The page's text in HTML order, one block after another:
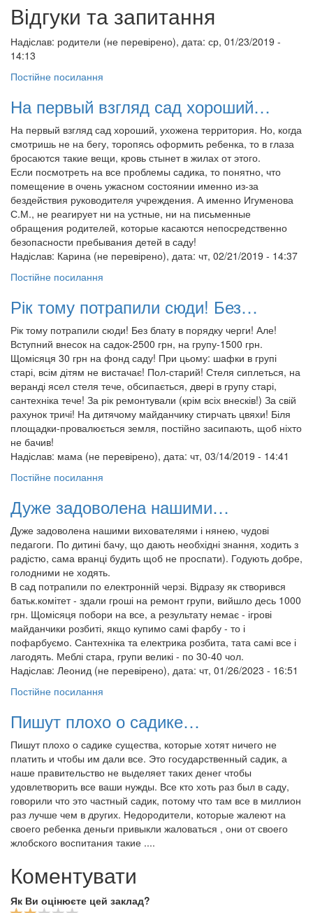
Відгуки та запитання
Надіслав: родители (не перевірено), дата: ср, 01/23/2019 -
14:13
Постійне посилання
На первый взгляд сад хороший…
На первый взгляд сад хороший, ухожена территория. Но, когда
смотришь не на бегу, торопясь оформить ребенка, то в глаза
бросаются такие вещи, кровь стынет в жилах от этого.
Если посмотреть на все проблемы садика, то понятно, что
помещение в очень ужасном состоянии именно из-за
бездействия руководителя учреждения. А именно Игуменова
С.М., не реагирует ни на устные, ни на письменные
обращения родителей, которые касаются непосредственно
безопасности пребывания детей в саду!
Надіслав: Карина (не перевірено), дата: чт, 02/21/2019 - 14:37
Постійне посилання
Рік тому потрапили сюди! Без…
Рік тому потрапили сюди! Без блату в порядку черги! Але!
Вступний внесок на садок-2500 грн, на групу-1500 грн.
Щомісяця 30 грн на фонд саду! При цьому: шафки в групі
старі, всім дітям не вистачає! Пол-старий! Стеля сиплеться, на
веранді ясел стеля тече, обсипається, двері в групу старі,
сантехніка тече! За рік ремонтували (крім всіх внесків!) За свій
рахунок тричі! На дитячому майданчику стирчать цвяхи! Біля
площадки-провалюється земля, постійно засипають, щоб ніхто
не бачив!
Надіслав: мама (не перевірено), дата: чт, 03/14/2019 - 14:41
Постійне посилання
Дуже задоволена нашими…
Дуже задоволена нашими вихователями і нянею, чудові
педагоги. По дитині бачу, що дають необхідні знання, ходить з
радістю, сама вранці будить щоб не проспати). Годують добре,
голодними не ходять.
В сад потрапили по електронній черзі. Відразу як створився
батьк.комітет - здали гроші на ремонт групи, вийшло десь 1000
грн. Щомісяця побори на все, а результату немає - ігрові
майданчики розбиті, якщо купимо самі фарбу - то і
пофарбуємо. Сантехніка та електрика розбита, тата самі все і
лагодять. Меблі стара, групи великі - по 30-40 чол.
Надіслав: Леонид (не перевірено), дата: чт, 01/26/2023 - 16:51
Постійне посилання
Пишут плохо о садике…
Пишут плохо о садике существа, которые хотят ничего не
платить и чтобы им дали все. Это государственный садик, а
наше правительство не выделяет таких денег чтобы
удовлетворить все ваши нужды. Все кто хоть раз был в саду,
говорили что это частный садик, потому что там все в миллион
раз лучше чем в других. Недородители, которые жалеют на
своего ребенка деньги привыкли жаловаться , они от своего
жлобского воспитания такие ....
Коментувати
Як Ви оцінюєте цей заклад?